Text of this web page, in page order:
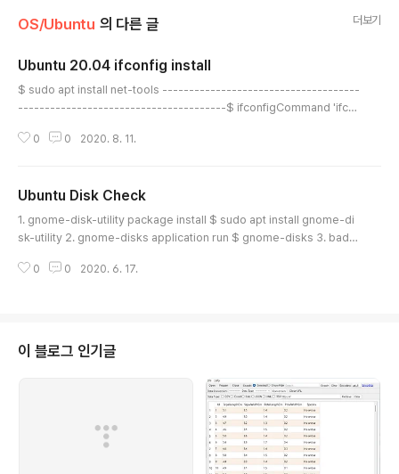
OS/Ubuntu 의 다른 글 더보기
Ubuntu 20.04 ifconfig install
$ sudo apt install net-tools -------------------------------------
---------------------------------------$ ifconfigCommand 'ifco
----------------------------------------------------------------
0 0 2020. 8. 11.
Ubuntu Disk Check
1. gnome-disk-utility package install $ sudo apt install gnome-di
sk-utility 2. gnome-disks application run $ gnome-disks 3. bad b
4. fix disk $ sudo fsck -t ext4 -l bad-blocks-result /dev/sda1 http
0 0 2020. 6. 17.
이 블로그 인기글